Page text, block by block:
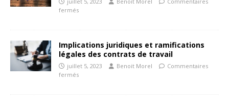
fermés
Implications juridiques et ramifications
légales des contrats de travail
juillet 5, 2023 Benoit Morel
Commentaires
fermés